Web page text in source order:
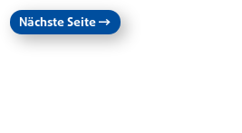
Nächste Seite→